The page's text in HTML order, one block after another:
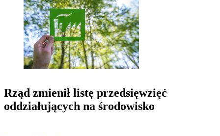
Rząd zmienił listę przedsięwzięć
oddziałujących na środowisko